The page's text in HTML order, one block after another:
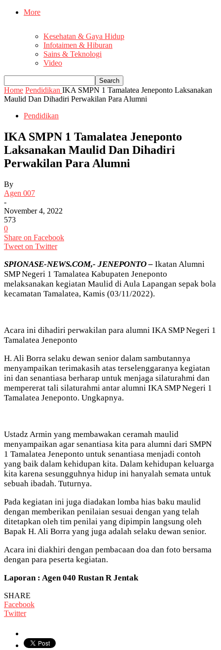
More
Kesehatan & Gaya Hidup
Infotaimen & Hiburan
Sains & Teknologi
Video
Home Pendidikan IKA SMPN 1 Tamalatea Jeneponto Laksanakan
Maulid Dan Dihadiri Perwakilan Para Alumni
Pendidikan
IKA SMPN 1 Tamalatea Jeneponto
Laksanakan Maulid Dan Dihadiri
Perwakilan Para Alumni
By
Agen 007
-
November 4, 2022
573
0
Share on Facebook
Tweet on Twitter
SPIONASE-NEWS.COM,- JENEPONTO – Ikatan Alumni
SMP Negeri 1 Tamalatea Kabupaten Jeneponto
melaksanakan kegiatan Maulid di Aula Lapangan sepak bola
kecamatan Tamalatea, Kamis (03/11/2022).
Acara ini dihadiri perwakilan para alumni IKA SMP Negeri 1
Tamalatea Jeneponto
H. Ali Borra selaku dewan senior dalam sambutannya
menyampaikan terimakasih atas terselenggaranya kegiatan
ini dan senantiasa berharap untuk menjaga silaturahmi dan
mempererat tali silaturahmi antar alumni IKA SMP Negeri 1
Tamalatea Jeneponto. Ungkapnya.
Ustadz Armin yang membawakan ceramah maulid
menyampaikan agar senantiasa kita para alumni dari SMPN
1 Tamalatea Jeneponto untuk senantiasa menjadi contoh
yang baik dalam kehidupan kita. Dalam kehidupan keluarga
kita karena sesungguhnya hidup ini hanyalah semata untuk
sebuah ibadah. Tuturnya.
Pada kegiatan ini juga diadakan lomba hias baku maulid
dengan memberikan penilaian sesuai dengan yang telah
ditetapkan oleh tim penilai yang dipimpin langsung oleh
Bapak H. Ali Borra yang juga adalah selaku dewan senior.
Acara ini diakhiri dengan pembacaan doa dan foto bersama
dengan para peserta kegiatan.
Laporan : Agen 040 Rustan R Jentak
SHARE
Facebook
Twitter